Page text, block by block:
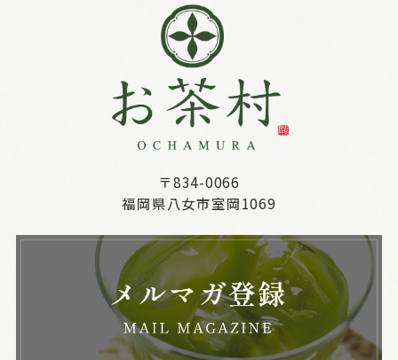
〒834-0066
福岡県八女市室岡1069